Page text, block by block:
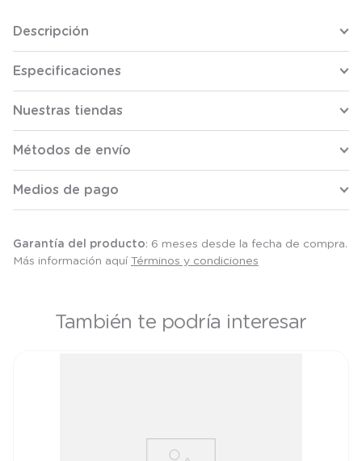
Descripción
Especificaciones
Nuestras tiendas
Métodos de envío
Medios de pago
Garantía del producto: 6 meses desde la fecha de compra.
Más información aquí Términos y condiciones
También te podría interesar